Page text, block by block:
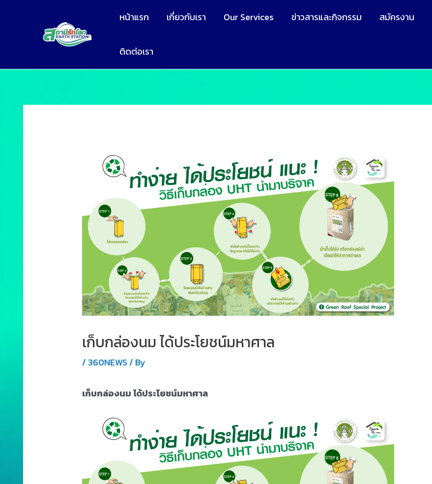
หน้าแรก เกี่ยวกับเรา Our Services ข่าวสารและกิจกรรม สมัครงาน
ติดต่อเรา
เก็บกล่องนม ได้ประโยชน์มหาศาล
/ 360NEWS / By
เก็บกล่องนม ได้ประโยชน์มหาศาล